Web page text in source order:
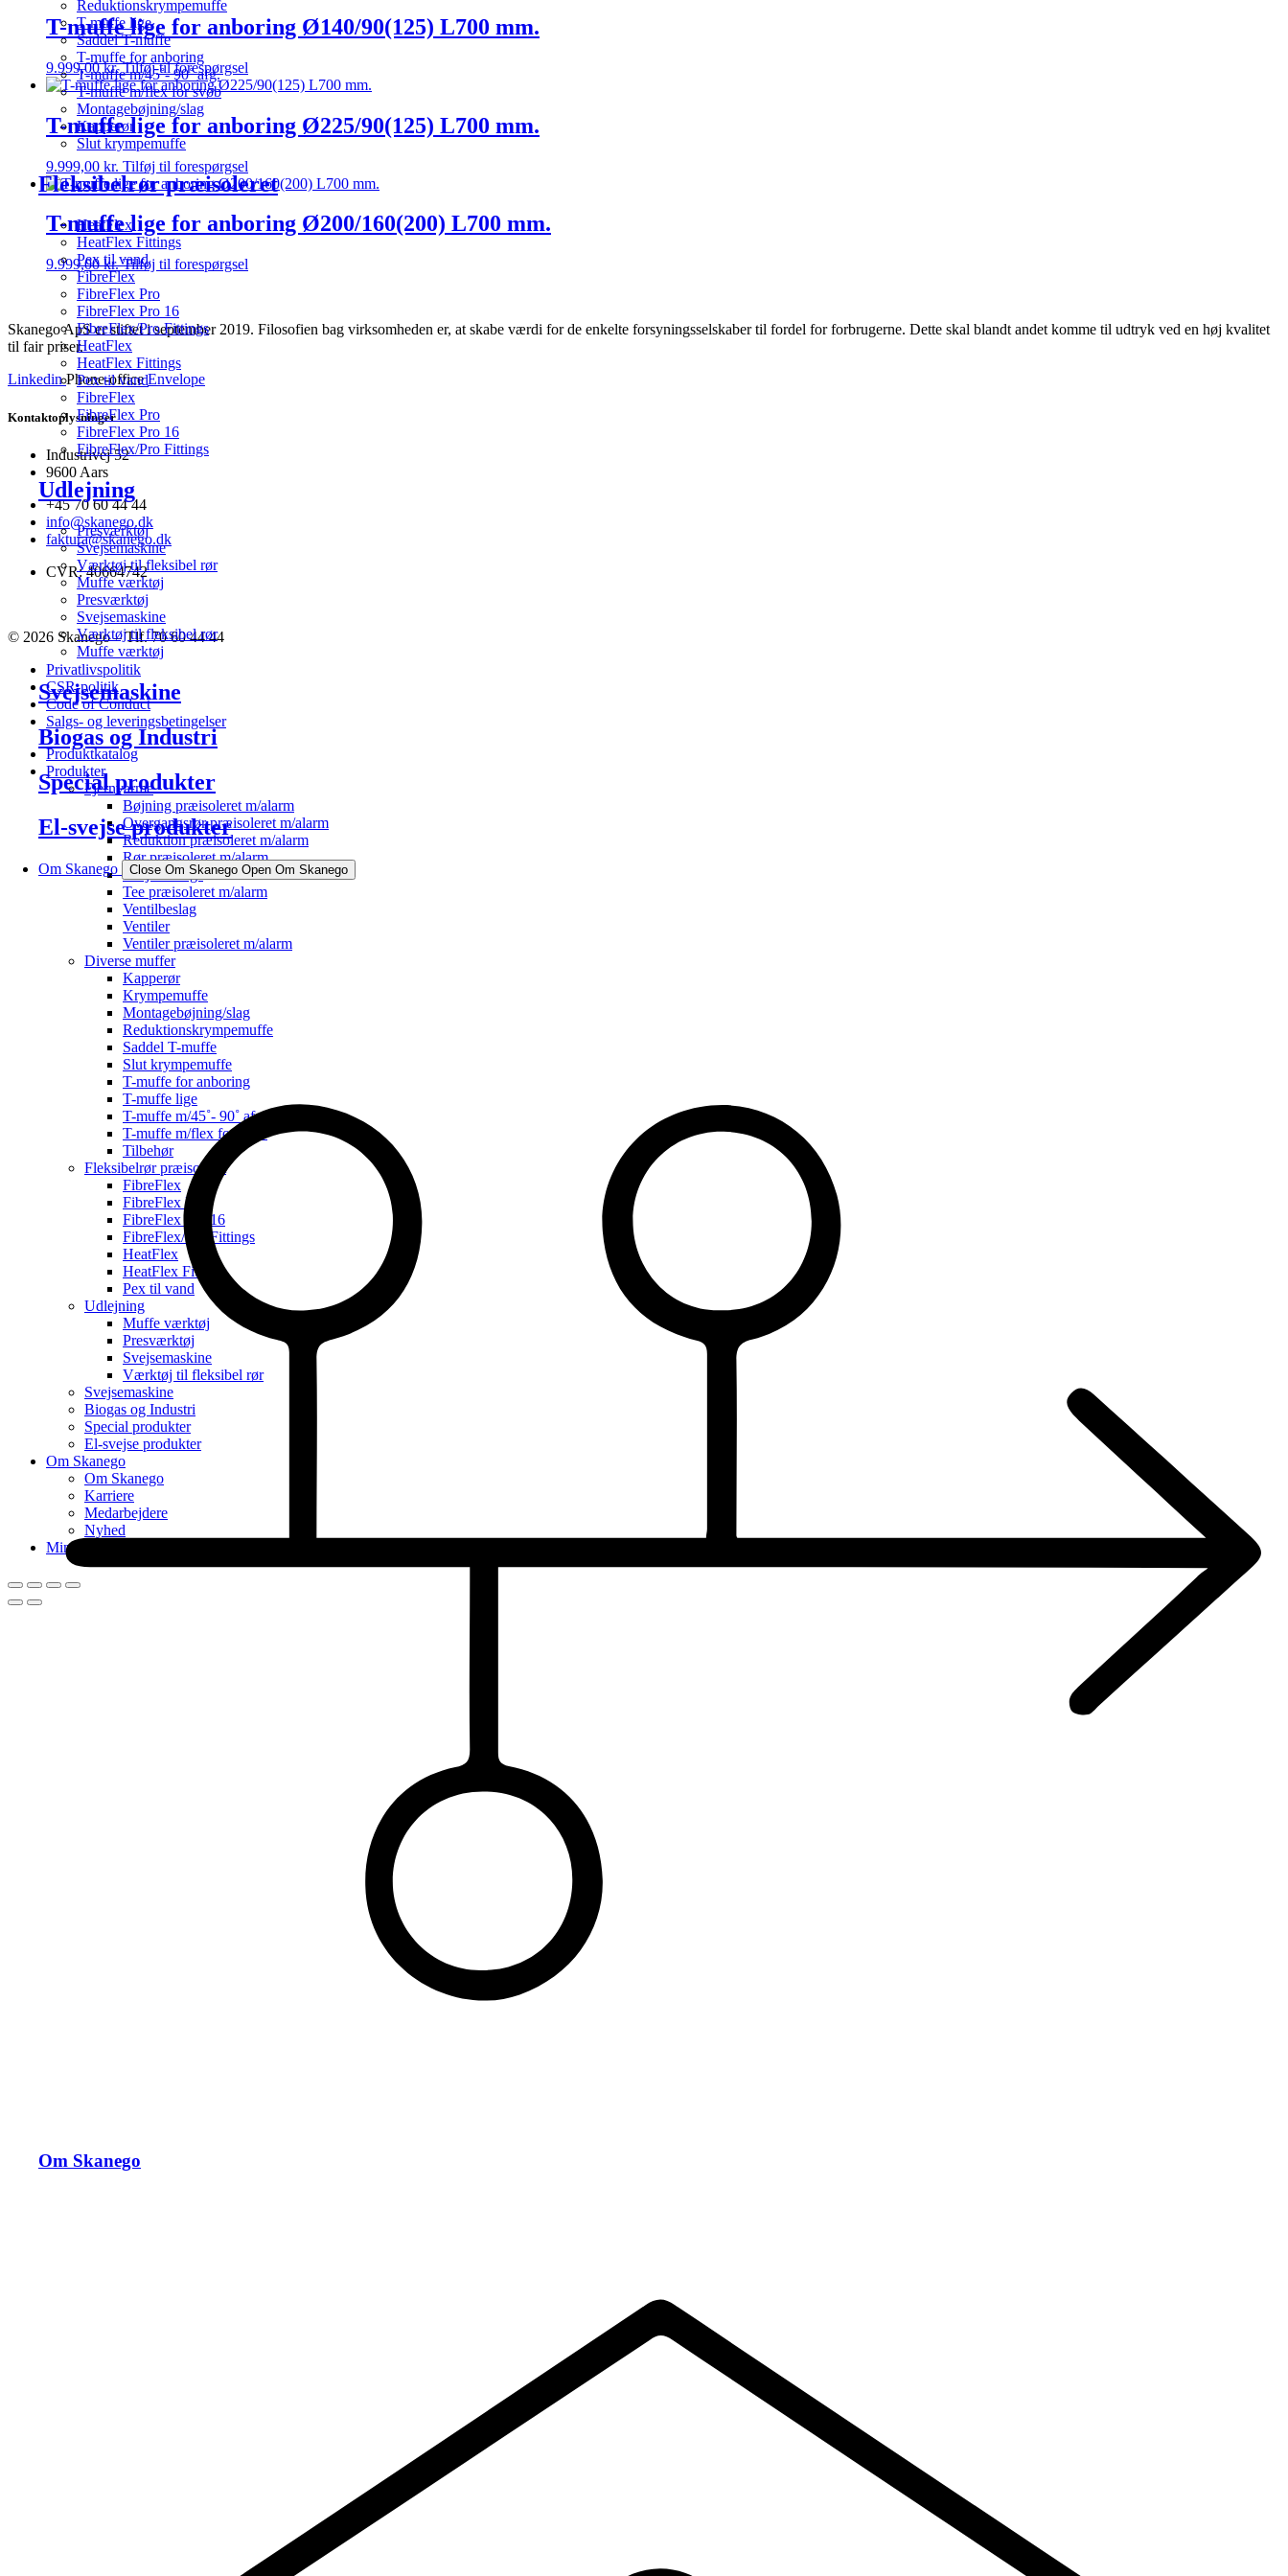
Reduktionskrympemuffe
T-muffe lige
Saddel T-muffe
T-muffe for anboring
T-muffe m/45˚- 90˚ afg.
T-muffe m/flex for svøb
Montagebøjning/slag
Kapperør
Slut krympemuffe
Fleksibelrør præisoleret
HeatFlex
HeatFlex Fittings
Pex til vand
FibreFlex
FibreFlex Pro
FibreFlex Pro 16
FibreFlex/Pro Fittings
HeatFlex
HeatFlex Fittings
Pex til vand
FibreFlex
FibreFlex Pro
FibreFlex Pro 16
FibreFlex/Pro Fittings
Udlejning
Presværktøj
Svejsemaskine
Værktøj til fleksibel rør
Muffe værktøj
Presværktøj
Svejsemaskine
Værktøj til fleksibel rør
Muffe værktøj
Svejsemaskine
Biogas og Industri
Special produkter
El-svejse produkter
Om Skanego Close Om Skanego Open Om Skanego
Om Skanego
T-muffe lige for anboring Ø140/90(125) L700 mm.
9.999,00kr. Tilføj til forespørgsel
T-muffe lige for anboring Ø225/90(125) L700 mm.
9.999,00 kr. Tilføj til forespørgsel
T-muffe lige for anboring Ø200/160(200) L700 mm.
9.999,00kr. Tilføj til forespørgsel
Skanego ApS er stiftet i september 2019. Filosofien bag virksomheden er, at skabe værdi for de enkelte forsyningsselskaber til fordel for forbrugerne. Dette skal blandt andet komme til udtryk ved en høj kvalitet
til fair priser.
Linkedin Phone-office Envelope
Kontaktoplysninger
Industrivej 52
9600 Aars
+45 70 60 44 44
info@skanego.dk
faktura@skanego.dk
CVR: 40664742
© 2026 Skanego – Tlf. 70 60 44 44
Privatlivspolitik
CSR-politik
Code of Conduct
Salgs- og leveringsbetingelser
Produktkatalog
Produkter
Fjernvarme
Bøjning præisoleret m/alarm
Overgangsrør præisoleret m/alarm
Reduktion præisoleret m/alarm
Rør præisoleret m/alarm
Svejsefittings
Tee præisoleret m/alarm
Ventilbeslag
Ventiler
Ventiler præisoleret m/alarm
Diverse muffer
Kapperør
Krympemuffe
Montagebøjning/slag
Reduktionskrympemuffe
Saddel T-muffe
Slut krympemuffe
T-muffe for anboring
T-muffe lige
T-muffe m/45˚- 90˚ afg.
T-muffe m/flex for svøb
Tilbehør
Fleksibelrør præisoleret
FibreFlex
FibreFlex Pro
FibreFlex Pro 16
FibreFlex/Pro Fittings
HeatFlex
HeatFlex Fittings
Pex til vand
Udlejning
Muffe værktøj
Presværktøj
Svejsemaskine
Værktøj til fleksibel rør
Svejsemaskine
Biogas og Industri
Special produkter
El-svejse produkter
Om Skanego
Om Skanego
Karriere
Medarbejdere
Nyhed
Min konto